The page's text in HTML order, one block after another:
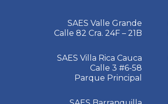
SAES Valle Grande
Calle 82 Cra. 24F – 21B
SAES Villa Rica Cauca
Calle 3 #6-58
Parque Principal